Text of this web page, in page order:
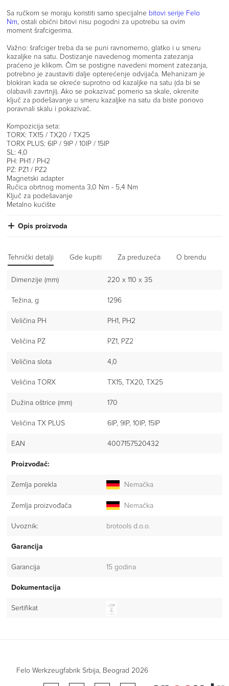
Sa ručkom se moraju koristiti samo specijalne bitovi serije Felo
Nm, ostali obični bitovi nisu pogodni za upotrebu sa ovim
moment šrafcigerima.
Važno: šrafciger treba da se puni ravnomerno, glatko i u smeru
kazaljke na satu. Dostizanje navedenog momenta zatezanja
praćeno je klikom. Čim se postigne navedeni moment zatezanja,
potrebno je zaustaviti dalje opterećenje odvijača. Mehanizam je
blokiran kada se okreće suprotno od kazaljke na satu (da bi se
olabavili zavrtnji). Ako se pokazivač pomerio sa skale, okrenite
ključ za podešavanje u smeru kazaljke na satu da biste ponovo
poravnali skalu i pokazivač.
Kompozicija seta:
TORX: TX15 / TX20 / TX25
TORX PLUS: 6IP / 9IP / 10IP / 15IP
SL: 4,0
PH: PH1 / PH2
PZ: PZ1 / PZ2
Magnetski adapter
Ručica obrtnog momenta 3,0 Nm - 5,4 Nm
Ključ za podešavanje
Metalno kućište
Opis proizvoda
Tehnički detalji Gde kupiti Za preduzeća O brendu
Dimenzije (mm) 220 x 110 x 35
Težina, g 1296
Veličina PH PH1, PH2
Veličina PZ PZ1, PZ2
Veličina slota 4,0
Veličina TORX TX15, TX20, TX25
Dužina oštrice (mm) 170
Veličina TX PLUS 6IP, 9IP, 10IP, 15IP
EAN 4007157520432
Proizvođač:
Zemlja porekla Nemačka
Zemlja proizvođača Nemačka
Uvoznik: brotools d.o.o.
Garancija
Garancija 15 godina
Dokumentacija
Sertifikat
Felo Werkzeugfabrik Srbija, Beograd 2026